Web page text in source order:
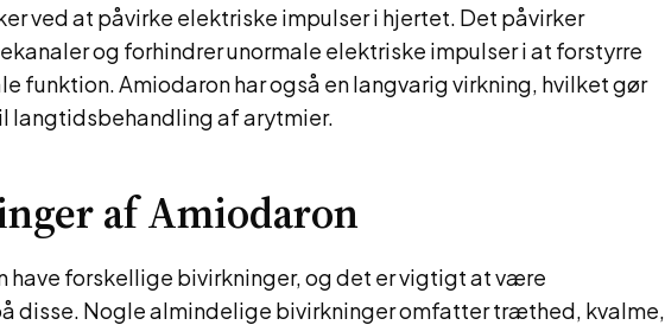
ved at påvirke elektriske impulser i hjertet. Det påvirker
og forhindrer unormale elektriske impulser i at forstyrre
funktion. Amiodaron har også en langvarig virkning, hvilket gør
langtidsbehandling af arytmier.
af Amiodaron
have forskellige bivirkninger, og det er vigtigt at være
disse. Nogle almindelige bivirkninger omfatter træthed, kvalme,